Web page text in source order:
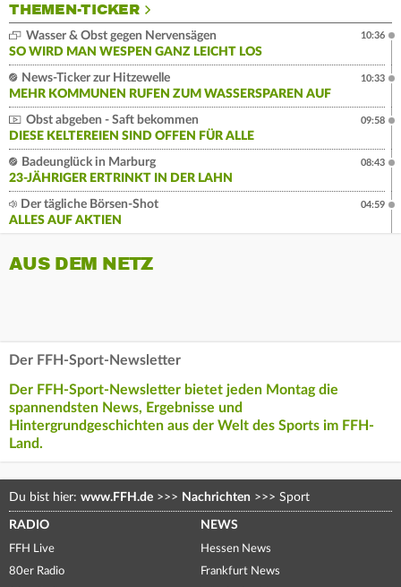
THEMEN-TICKER
Wasser & Obst gegen Nervensägen
SO WIRD MAN WESPEN GANZ LEICHT LOS
10:36
News-Ticker zur Hitzewelle
MEHR KOMMUNEN RUFEN ZUM WASSERSPAREN AUF
10:33
Obst abgeben - Saft bekommen
DIESE KELTEREIEN SIND OFFEN FÜR ALLE
09:58
Badeunglück in Marburg
23-JÄHRIGER ERTRINKT IN DER LAHN
08:43
Der tägliche Börsen-Shot
ALLES AUF AKTIEN
04:59
AUS DEM NETZ
Der FFH-Sport-Newsletter
Der FFH-Sport-Newsletter bietet jeden Montag die
spannendsten News, Ergebnisse und
Hintergrundgeschichten aus der Welt des Sports im FFH-
Land.
Du bist hier: www.FFH.de >>> Nachrichten >>> Sport
RADIO
FFH Live
80er Radio
NEWS
Hessen News
Frankfurt News